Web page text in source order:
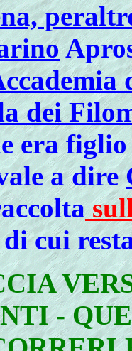
dei
era figlio
a dire
cui
-